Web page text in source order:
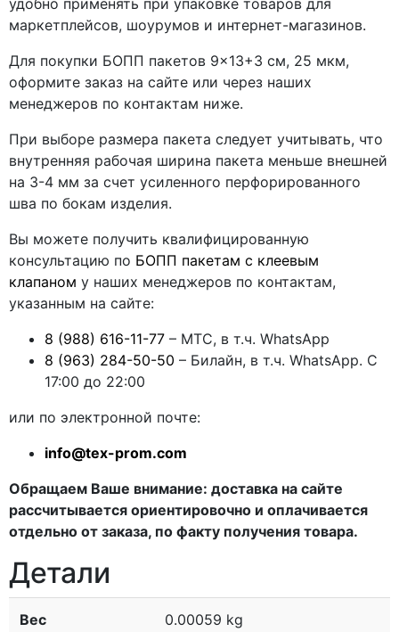
удобно применять при упаковке товаров для
маркетплейсов, шоурумов и интернет-магазинов.
Для покупки БОПП пакетов 9×13+3 см, 25 мкм,
оформите заказ на сайте или через наших
менеджеров по контактам ниже.
При выборе размера пакета следует учитывать, что
внутренняя рабочая ширина пакета меньше внешней
на 3-4 мм за счет усиленного перфорированного
шва по бокам изделия.
Вы можете получить квалифицированную
консультацию по БОПП пакетам с клеевым
клапаном у наших менеджеров по контактам,
указанным на сайте:
8 (988) 616-11-77 – МТС, в т.ч. WhatsApp
8 (963) 284-50-50 – Билайн, в т.ч. WhatsApp. С
17:00 до 22:00
или по электронной почте:
info@tex-prom.com
Обращаем Ваше внимание: доставка на сайте
рассчитывается ориентировочно и оплачивается
отдельно от заказа, по факту получения товара.
Детали
Вес 0.00059 kg